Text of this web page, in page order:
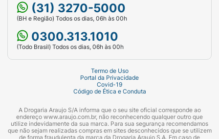
(31) 3270-5000
(BH e Região) Todos os dias, 06h às 00h
0300.313.1010
(Todo Brasil) Todos os dias, 06h às 00h
Termo de Uso
Portal da Privacidade
Covid-19
Código de Ética e Conduta
A Drogaria Araujo S/A informa que o seu site oficial corresponde ao
endereço www.araujo.com.br, não reconhecendo qualquer outro que
utilize indevidamente da sua marca. Para sua segurança recomendamos
que não sejam realizadas compras em sites desconhecidos que se utilizem
de forma fraudulenta da marca da Drogaria Araujo S.A. Em caso de